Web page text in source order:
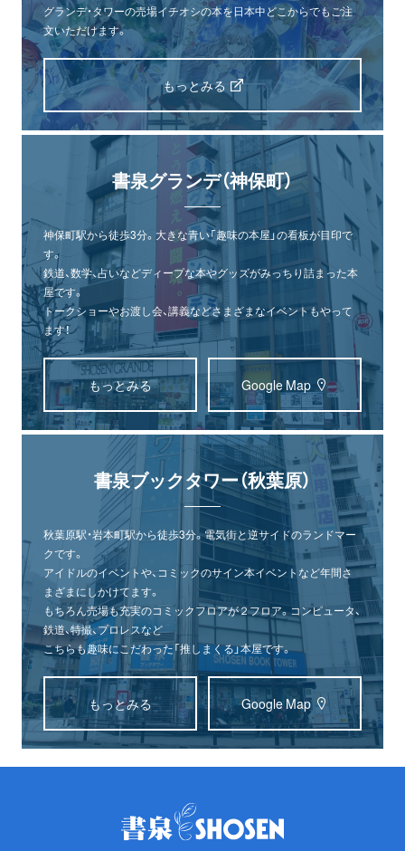
グランデ・タワーの売場イチオシの本を日本中どこからでもご注
文いただけます。
もっとみる
書泉グランデ（神保町）
神保町駅から徒歩3分。大きな青い「趣味の本屋」の看板が目印で
す。
鉄道、数学、占いなどディープな本やグッズがみっちり詰まった本
屋です。
トークショーやお渡し会、講義などさまざまなイベントもやって
ます！
もっとみる Google Map
書泉ブックタワー（秋葉原）
秋葉原駅・岩本町駅から徒歩3分。電気街と逆サイドのランドマー
クです。
アイドルのイベントや、コミックのサイン本イベントなど年間さ
まざまにしかけてます。
もちろん売場も充実のコミックフロアが２フロア。コンピュータ、
鉄道、特撮、プロレスなど
こちらも趣味にこだわった「推しまくる」本屋です。
もっとみる Google Map